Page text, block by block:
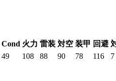
Cond 火力 雷装 対空 装甲 回避
49 108 88 90 78 116 7